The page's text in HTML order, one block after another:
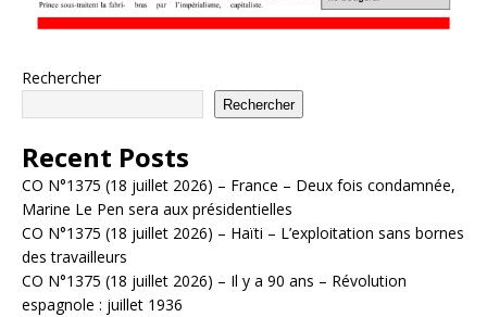
Rechercher
Rechercher
Recent Posts
CO N°1375 (18 juillet 2026) – France – Deux fois condamnée,
Marine Le Pen sera aux présidentielles
CO N°1375 (18 juillet 2026) – Haïti – L’exploitation sans bornes
des travailleurs
CO N°1375 (18 juillet 2026) – Il y a 90 ans – Révolution
espagnole : juillet 1936